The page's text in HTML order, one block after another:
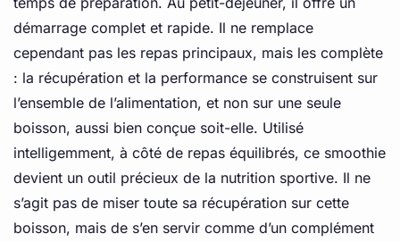
démarrage complet et rapide. Il ne remplace
cependant pas les repas principaux, mais les complète
: la récupération et la performance se construisent sur
l’ensemble de l’alimentation, et non sur une seule
boisson, aussi bien conçue soit-elle. Utilisé
intelligemment, à côté de repas équilibrés, ce smoothie
devient un outil précieux de la nutrition sportive. Il ne
s’agit pas de miser toute sa récupération sur cette
boisson, mais de s’en servir comme d’un complément